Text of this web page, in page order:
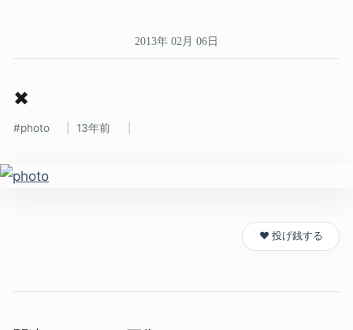
2013年 02月 06日
✖
photo 13年前
❤️ 投げ銭する